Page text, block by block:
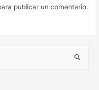
publicar un comentario.